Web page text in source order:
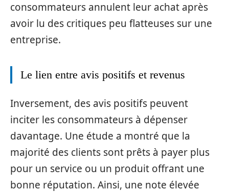
consommateurs annulent leur achat après
avoir lu des critiques peu flatteuses sur une
entreprise.
Le lien entre avis positifs et revenus
Inversement, des avis positifs peuvent
inciter les consommateurs à dépenser
davantage. Une étude a montré que la
majorité des clients sont prêts à payer plus
pour un service ou un produit offrant une
bonne réputation. Ainsi, une note élevée